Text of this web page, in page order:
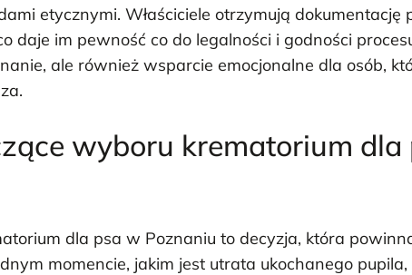
etycznymi. Właściciele otrzymują dokumentację
daje im pewność co do legalności i godności
ale również wsparcie emocjonalne dla osób,
wyboru krematorium dla
dla psa w Poznaniu to decyzja, która
momencie, jakim jest utrata ukochanego